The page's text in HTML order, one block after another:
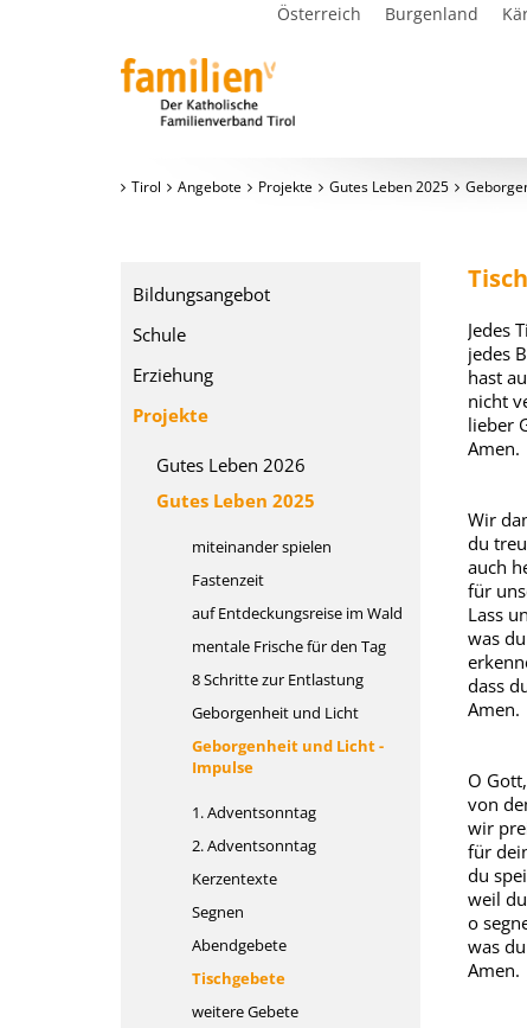
Österreich Burgenland
Tirol Angebote Projekte Gutes Leben 2025
Jedes
jedes
hast
nicht
lieber
Amen.
Wir
du
auch
für
Lass
was
dass
Amen.
O Gott,
von
wir
für
du
weil
o
was
Amen.
Bildungsangebot
Schule
Erziehung
Projekte
Gutes Leben 2026
Gutes Leben 2025
miteinander spielen
Fastenzeit
auf Entdeckungsreise im Wald
mentale Frische für den Tag
8 Schritte zur Entlastung
Geborgenheit und Licht
Geborgenheit und Licht -
Impulse
1. Adventsonntag
2. Adventsonntag
Kerzentexte
Segnen
Abendgebete
Tischgebete
weitere Gebete